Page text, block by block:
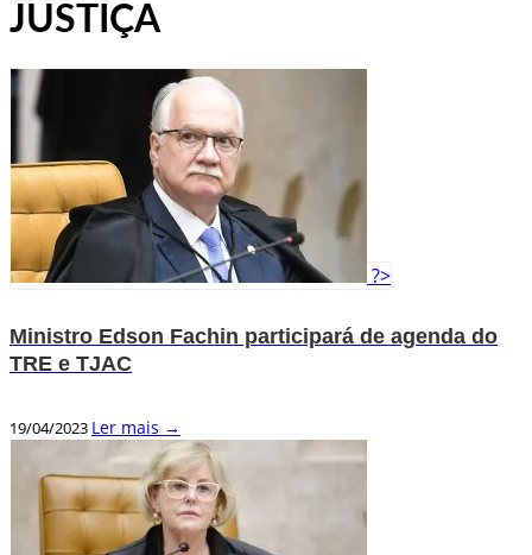
JUSTIÇA
?>
Ministro Edson Fachin participará de agenda do
TRE e TJAC
19/04/2023 Ler mais →